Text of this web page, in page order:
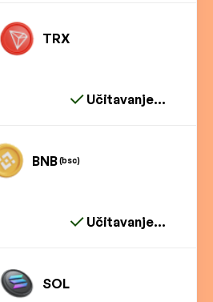
TRX
Učitavanje...
BNB(bsc)
Učitavanje...
SOL